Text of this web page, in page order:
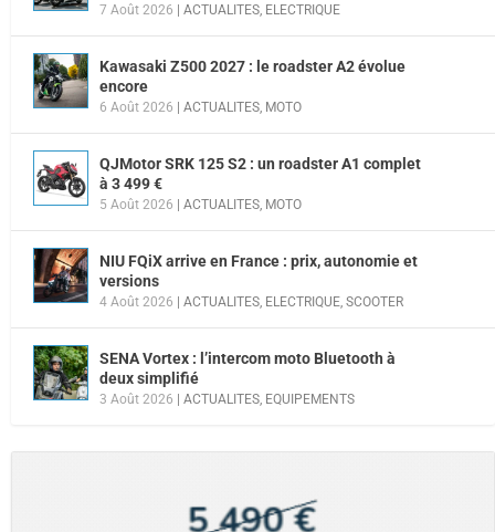
7 Août 2026 | ACTUALITES ELECTRIQUE
Kawasaki Z500 2027 : le roadster A2 évolue
encore
6 Août 2026 | ACTUALITES MOTO
QJMotor SRK 125 S2 : un roadster A1 complet
à 3 499 €
5 Août 2026 | ACTUALITES MOTO
NIU FQiX arrive en France : prix, autonomie et
versions
4 Août 2026 | ACTUALITES ELECTRIQUE SCOOTER
SENA Vortex : l’intercom moto Bluetooth à
deux simplifié
3 Août 2026 | ACTUALITES EQUIPEMENTS